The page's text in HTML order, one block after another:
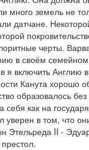
много земель не
датчане.
черты.
в своём
я включить Англию
Канута хорошо
образовалось
как на
в том, что
Этельреда II -